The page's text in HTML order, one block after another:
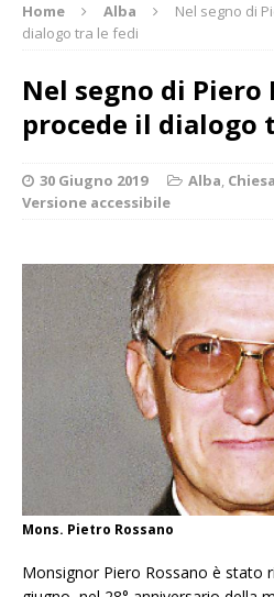
Home Alba
Nel segno di
dialogo tra le fedi
Nel segno di Piero
procede il dialogo
30 Giugno 2019 Alba, Chiesa
Versione accessibile
Mons. Pietro Rossano
Monsignor Piero Rossano è stato